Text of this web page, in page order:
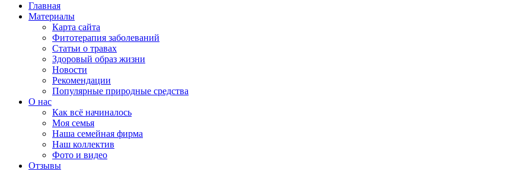
Главная
Материалы
Карта сайта
Фитотерапия заболеваний
Статьи о травах
Здоровый образ жизни
Новости
Рекомендации
Популярные природные средства
О нас
Как всё начиналось
Моя семья
Наша семейная фирма
Наш коллектив
Фото и видео
Отзывы